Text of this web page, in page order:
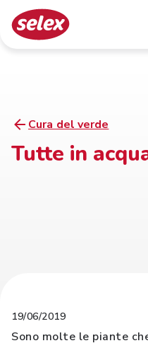
Cura del verde
Tutte in
19/06/2019
Sono molte le piante